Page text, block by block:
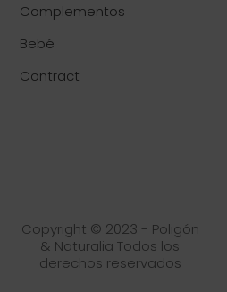
Complementos
Bebé
Contract
Copyright © 2023 - Poligón
& Naturalia Todos los
derechos reservados